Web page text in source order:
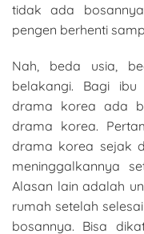
tidak ada
pengen berhenti
Nah, beda usia,
belakangi. Bagi
drama korea ada
drama korea.
drama korea sejak
meninggalkannya
Alasan lain adalah
rumah setelah
bosannya. Bisa